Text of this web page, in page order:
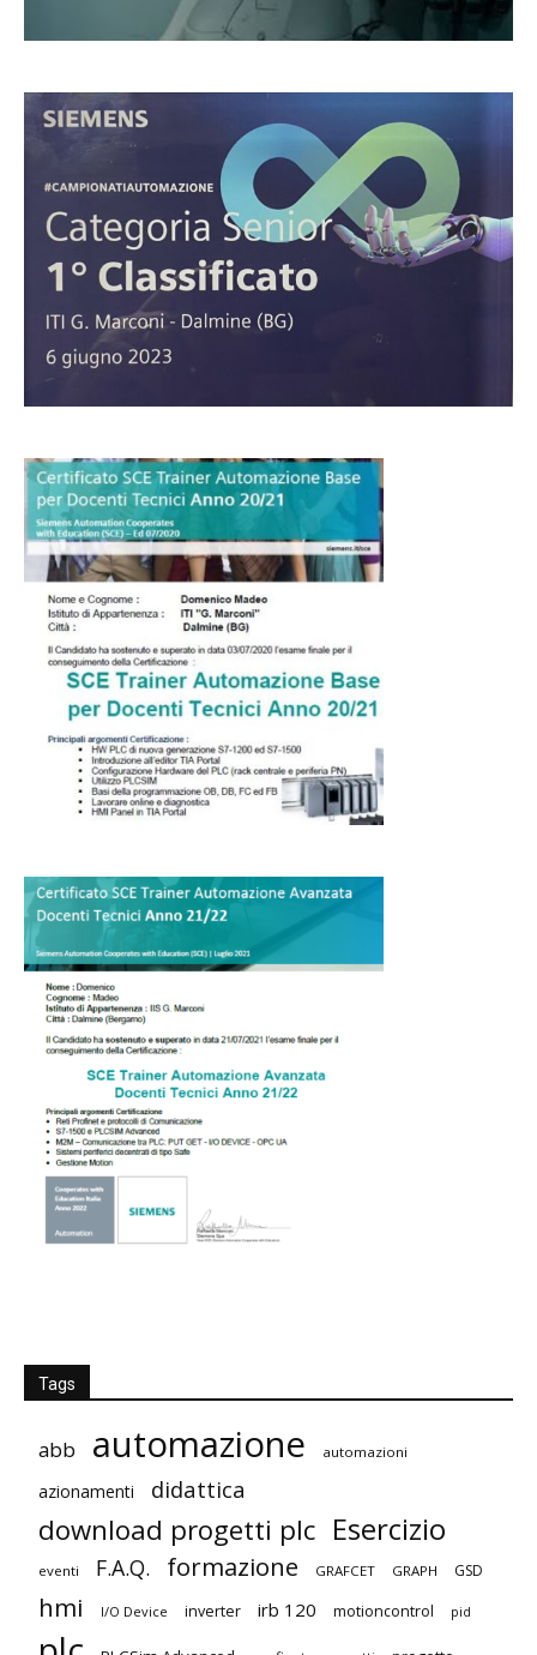
Tags
abb automazione automazioni
azionamenti didattica
download progetti plc Esercizio
eventi F.A.Q. formazione GRAFCET GRAPH GSD
hmi I/O Device inverter irb 120 motioncontrol pid